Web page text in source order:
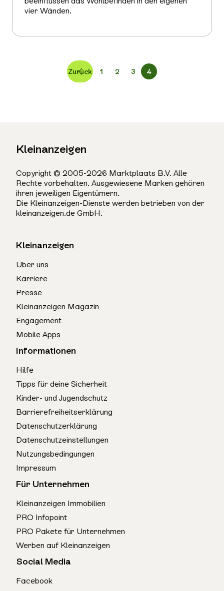
vier Wänden.
erfahren
Zurück 1 2 3 4
Kleinanzeigen
Copyright © 2005-2026 Marktplaats B.V. Alle
Rechte vorbehalten. Ausgewiesene Marken gehören
ihren jeweiligen Eigentümern.
Die Kleinanzeigen-Dienste werden betrieben von der
kleinanzeigen.de GmbH.
Kleinanzeigen
Über uns
Karriere
Presse
Kleinanzeigen Magazin
Engagement
Mobile Apps
Informationen
Hilfe
Tipps für deine Sicherheit
Kinder- und Jugendschutz
Barrierefreiheitserklärung
Datenschutzerklärung
Datenschutzeinstellungen
Nutzungsbedingungen
Impressum
Für Unternehmen
Kleinanzeigen Immobilien
PRO Infopoint
PRO Pakete für Unternehmen
Werben auf Kleinanzeigen
Social Media
Facebook